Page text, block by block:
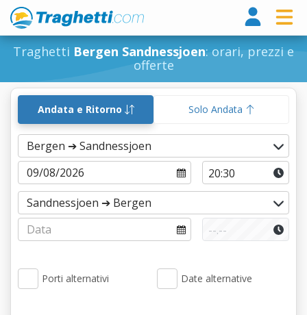
Traghetti Bergen Sandnessjoen: orari, prezzi e
offerte
Andata e Ritorno Solo Andata
Porti alternativi Date alternative